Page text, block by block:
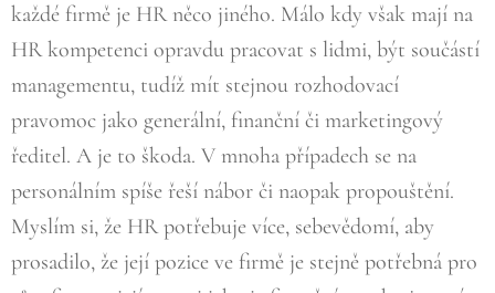
každé firmě je HR něco jiného. Málo kdy však mají na
HR kompetenci opravdu pracovat s lidmi, být součástí
managementu, tudíž mít stejnou rozhodovací
pravomoc jako generální, finanční či marketingový
ředitel. A je to škoda. V mnoha případech se na
personálním spíše řeší nábor či naopak propouštění.
Myslím si, že HR potřebuje více, sebevědomí, aby
prosadilo, že její pozice ve firmě je stejně potřebná pro